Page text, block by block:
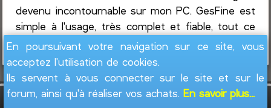
devenu incontournable sur mon PC. GesFine est
simple à l'usage, très complet et fiable, tout ce
que l'on attend d'un logiciel de com...
Lire la suite
En poursuivant votre navigation sur ce site, vous
acceptez l'utilisation de cookies.
Ils servent à vous connecter sur le site et sur le
forum, ainsi qu'à réaliser vos achats.En savoir plus...
GesFine - Copyright © 2008 - 2026Jacques